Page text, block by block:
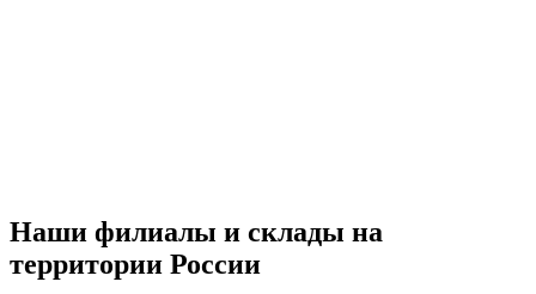
Наши филиалы и склады на
территории России